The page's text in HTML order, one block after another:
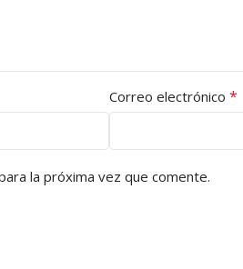
Correo electrónico *
la próxima vez que comente.